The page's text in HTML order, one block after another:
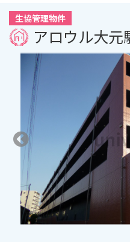
生協管理物件
アロウル大元